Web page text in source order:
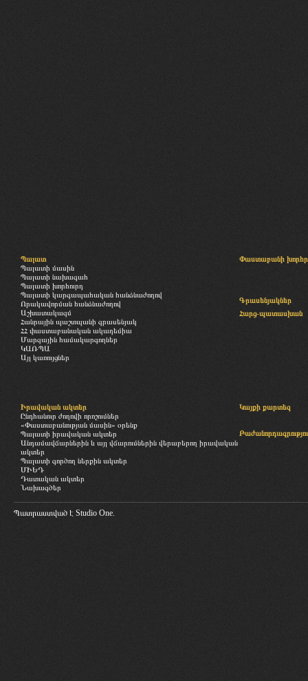
Պալատ
Պալատի մասին
Պալատի նախագահ
Պալատի խորհուրդ
Պալատի կարգապահական հանձնաժողով
Որակավորման հանձնաժողով
Աշխատակազմ
Հանրային պաշտպանի գրասենյակ
ՀՀ փաստաբանական ակադեմիա
Մարզային համակարգողներ
ԿԱՌՊԱ
Այլ կառույցներ
Փաստաբանի
Գրասենյակներ
Հարց-պատասխան
Իրավական ակտեր
Ընդհանուր ժողովի որոշումներ
«Փաստաբանության մասին» օրենք
Պալատի իրավական ակտեր
Անդամավճարներին և այլ վճարումներին վերաբերող իրավական
ակտեր
Պալատի գործող ներքին ակտեր
ՄԻԵԴ
Դատական ակտեր
Նախագծեր
Կայքի քարտեզ
Պատրաստված է Studio One.